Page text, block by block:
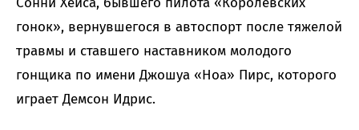
гонок», вернувшегося в автоспорт после тяжелой
травмы и ставшего наставником молодого
гонщика по имени Джошуа «Ноа» Пирс, которого
играет Демсон Идрис.